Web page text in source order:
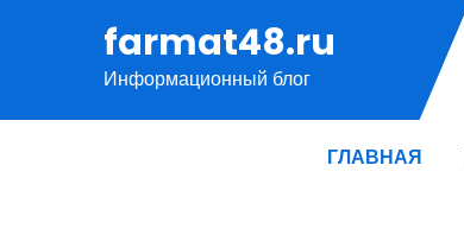
содержимому
farmat48.ru
Информационный блог
ГЛАВНАЯ